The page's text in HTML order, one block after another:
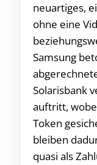
neuartiges,
ohne eine
Samsung
Solarisbank
auftritt,
Token
bleiben
quasi als